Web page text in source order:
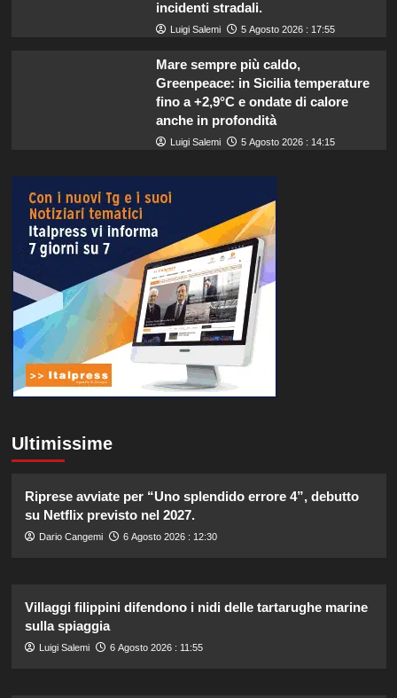
incidenti stradali.
Luigi Salemi 5 Agosto 2026 : 17:55
Mare sempre più caldo,
Greenpeace: in Sicilia temperature
fino a +2,9°C e ondate di calore
anche in profondità
Luigi Salemi 5 Agosto 2026 : 14:15
Ultimissime
Riprese avviate per “Uno splendido errore 4”, debutto
su Netflix previsto nel 2027.
Dario Cangemi 6 Agosto 2026 : 12:30
Villaggi filippini difendono i nidi delle tartarughe marine
sulla spiaggia
Luigi Salemi 6 Agosto 2026 : 11:55